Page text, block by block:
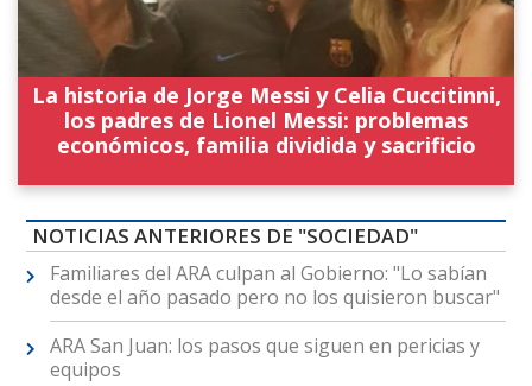
La historia de Jorge Messi y Celia Cuccitinni,
los padres de Lionel Messi: problemas
económicos, familia dividida y sacrificio
NOTICIAS ANTERIORES DE "SOCIEDAD"
Familiares del ARA culpan al Gobierno: "Lo sabían
desde el año pasado pero no los quisieron buscar"
ARA San Juan: los pasos que siguen en pericias y
equipos